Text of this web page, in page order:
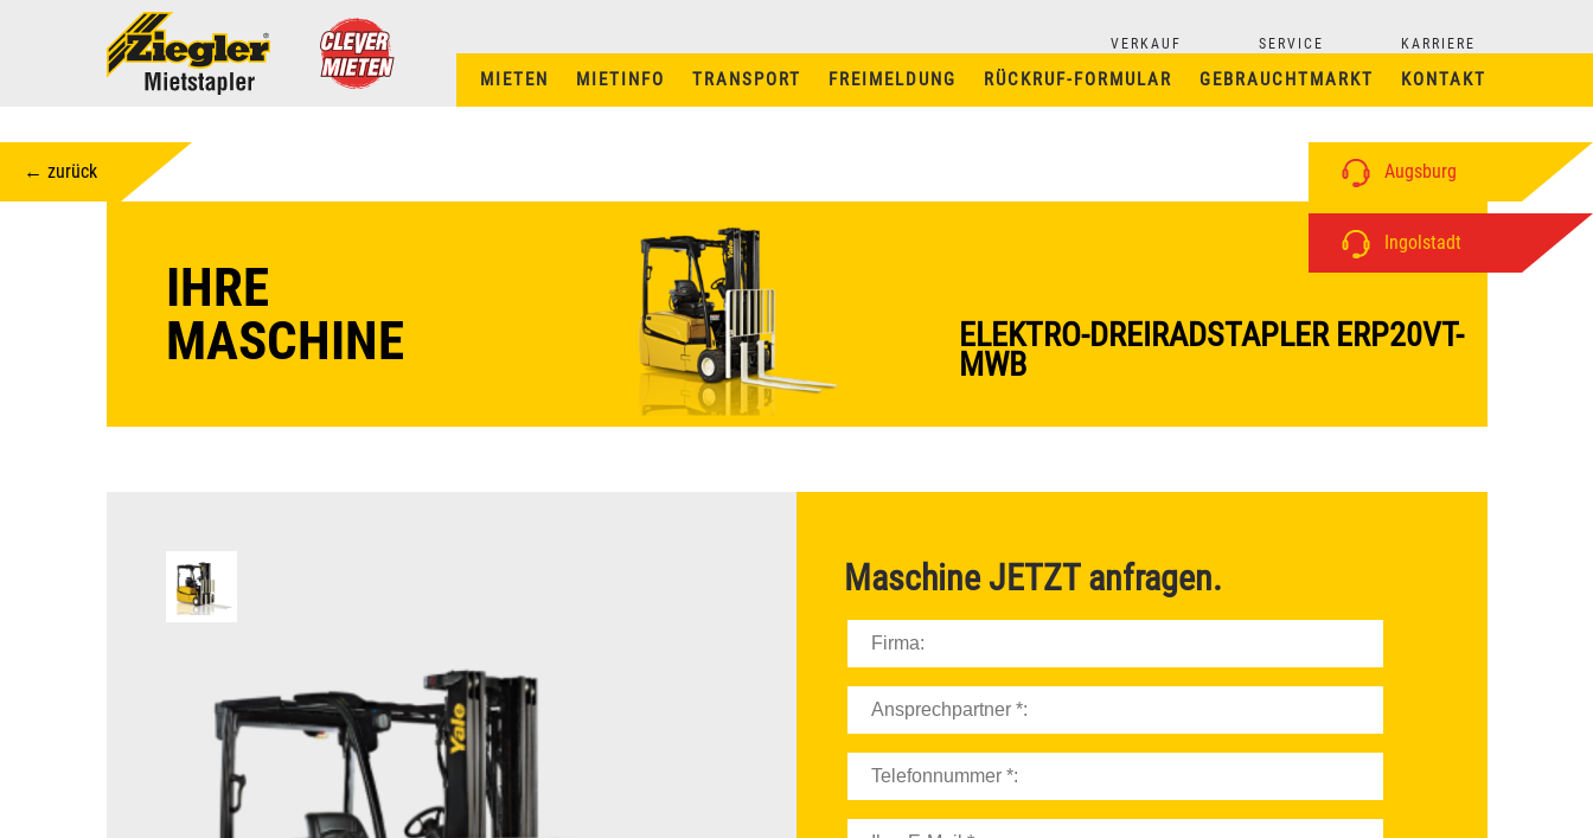
VERKAUF SERVICE KARRIERE
MIETEN MIETINFO
MASCHINEN UND
FÜHRERSCHEINE
STAPLER MIETEN IN
AUGSBURG
STAPLER MIETEN IN
TRANSPORT FREIMELDUNG RÜCKRUF-FORMULAR GEBRAUCHTMARKT KONTAKT
← zurück
IHRE
MASCHINE
ELEKTRO-DREIRADSTAPLER ERP20VT-
MWB
Maschine JETZTanfragen.
Augsburg
Ingolstadt